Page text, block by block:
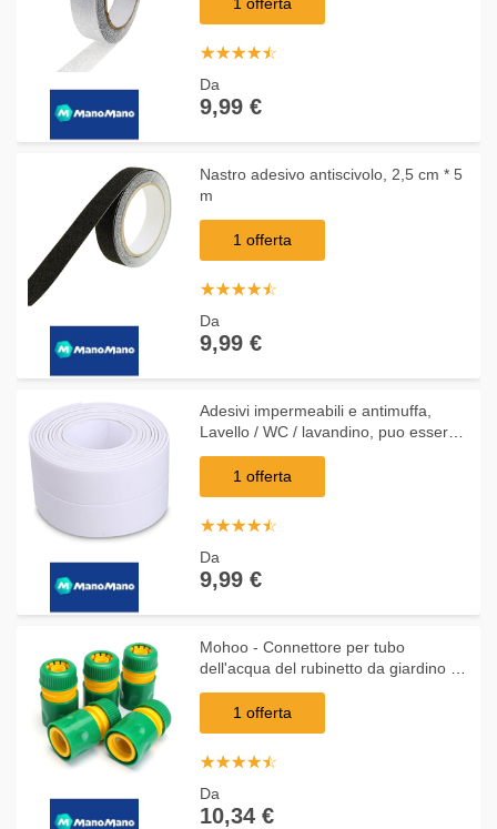
☆☆☆☆☆
★★★★★
Da
9,99 €
Nastro adesivo antiscivolo, 2,5 cm * 5
m
1 offerta
☆☆☆☆☆
★★★★★
Da
9,99 €
Adesivi impermeabili e antimuffa,
Lavello / WC / lavandino, puo essere
tagliato, 3,2 m * 3,8 cm, bianco
1 offerta
☆☆☆☆☆
★★★★★
Da
9,99 €
Mohoo - Connettore per tubo
dell'acqua del rubinetto da giardino da
10 1/2 pollici Adattatore a
connessione rapida per l'irrigazione
1 offerta
☆☆☆☆☆
★★★★★
Da
10,34 €